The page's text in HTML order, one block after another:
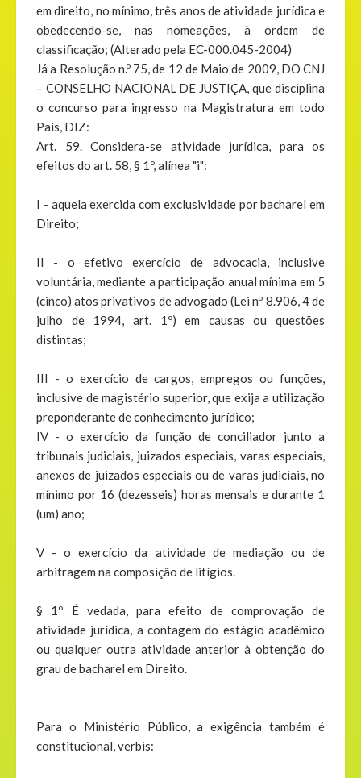
em direito, no mínimo, três anos de atividade jurídica e
obedecendo-se, nas nomeações, à ordem de
classificação; (Alterado pela EC-000.045-2004)
Já a Resolução n.º 75, de 12 de Maio de 2009, DO CNJ
– CONSELHO NACIONAL DE JUSTIÇA, que disciplina
o concurso para ingresso na Magistratura em todo
País, DIZ:
Art. 59. Considera-se atividade jurídica, para os
efeitos do art. 58, § 1º, alínea "i":
I - aquela exercida com exclusividade por bacharel em
Direito;
II - o efetivo exercício de advocacia, inclusive
voluntária, mediante a participação anual mínima em 5
(cinco) atos privativos de advogado (Lei nº 8.906, 4 de
julho de 1994, art. 1º) em causas ou questões
distintas;
III - o exercício de cargos, empregos ou funções,
inclusive de magistério superior, que exija a utilização
preponderante de conhecimento jurídico;
IV - o exercício da função de conciliador junto a
tribunais judiciais, juizados especiais, varas especiais,
anexos de juizados especiais ou de varas judiciais, no
mínimo por 16 (dezesseis) horas mensais e durante 1
(um) ano;
V - o exercício da atividade de mediação ou de
arbitragem na composição de litígios.
§ 1º É vedada, para efeito de comprovação de
atividade jurídica, a contagem do estágio acadêmico
ou qualquer outra atividade anterior à obtenção do
grau de bacharel em Direito.
Para o Ministério Público, a exigência também é
constitucional, verbis: